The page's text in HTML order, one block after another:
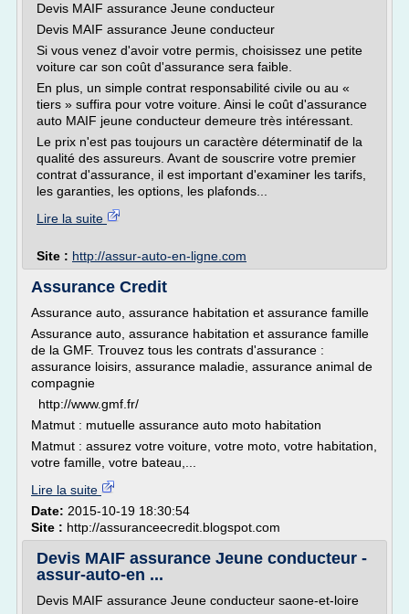
Devis MAIF assurance Jeune conducteur
Devis MAIF assurance Jeune conducteur
Si vous venez d'avoir votre permis, choisissez une petite
voiture car son coût d'assurance sera faible.
En plus, un simple contrat responsabilité civile ou au «
tiers » suffira pour votre voiture. Ainsi le coût d'assurance
auto MAIF jeune conducteur demeure très intéressant.
Le prix n'est pas toujours un caractère déterminatif de la
qualité des assureurs. Avant de souscrire votre premier
contrat d'assurance, il est important d'examiner les tarifs,
les garanties, les options, les plafonds...
Lire la suite
Site : http://assur-auto-en-ligne.com
Assurance Credit
Assurance auto, assurance habitation et assurance famille
Assurance auto, assurance habitation et assurance famille
de la GMF. Trouvez tous les contrats d'assurance :
assurance loisirs, assurance maladie, assurance animal de
compagnie
http://www.gmf.fr/
Matmut : mutuelle assurance auto moto habitation
Matmut : assurez votre voiture, votre moto, votre habitation,
votre famille, votre bateau,...
Lire la suite
Date: 2015-10-19 18:30:54
Site : http://assuranceecredit.blogspot.com
Devis MAIF assurance Jeune conducteur -
assur-auto-en ...
Devis MAIF assurance Jeune conducteur saone-et-loire